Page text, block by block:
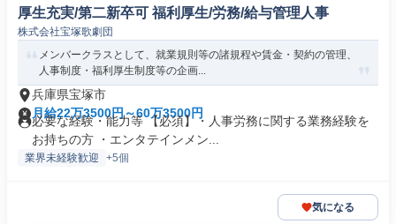
厚生充実/第二新卒可 福利厚生/労務/給与管理人事
株式会社宝塚歌劇団
メンバークラスとして、就業規則等の諸規程や賃金・契約の管理、
人事制度・福利厚生制度等の企画...
兵庫県宝塚市
月給22万3500円～60万3500円
必要な経験・能力等 【必須】・人事労務に関する業務経験を
お持ちの方 ・エンタテインメン...
業界未経験歓迎 +5個
気になる